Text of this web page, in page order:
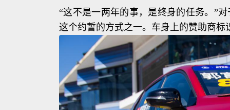
“这不是一两年的事，是终身的任务。”
这个约誓的方式之一。车身上的赞助商